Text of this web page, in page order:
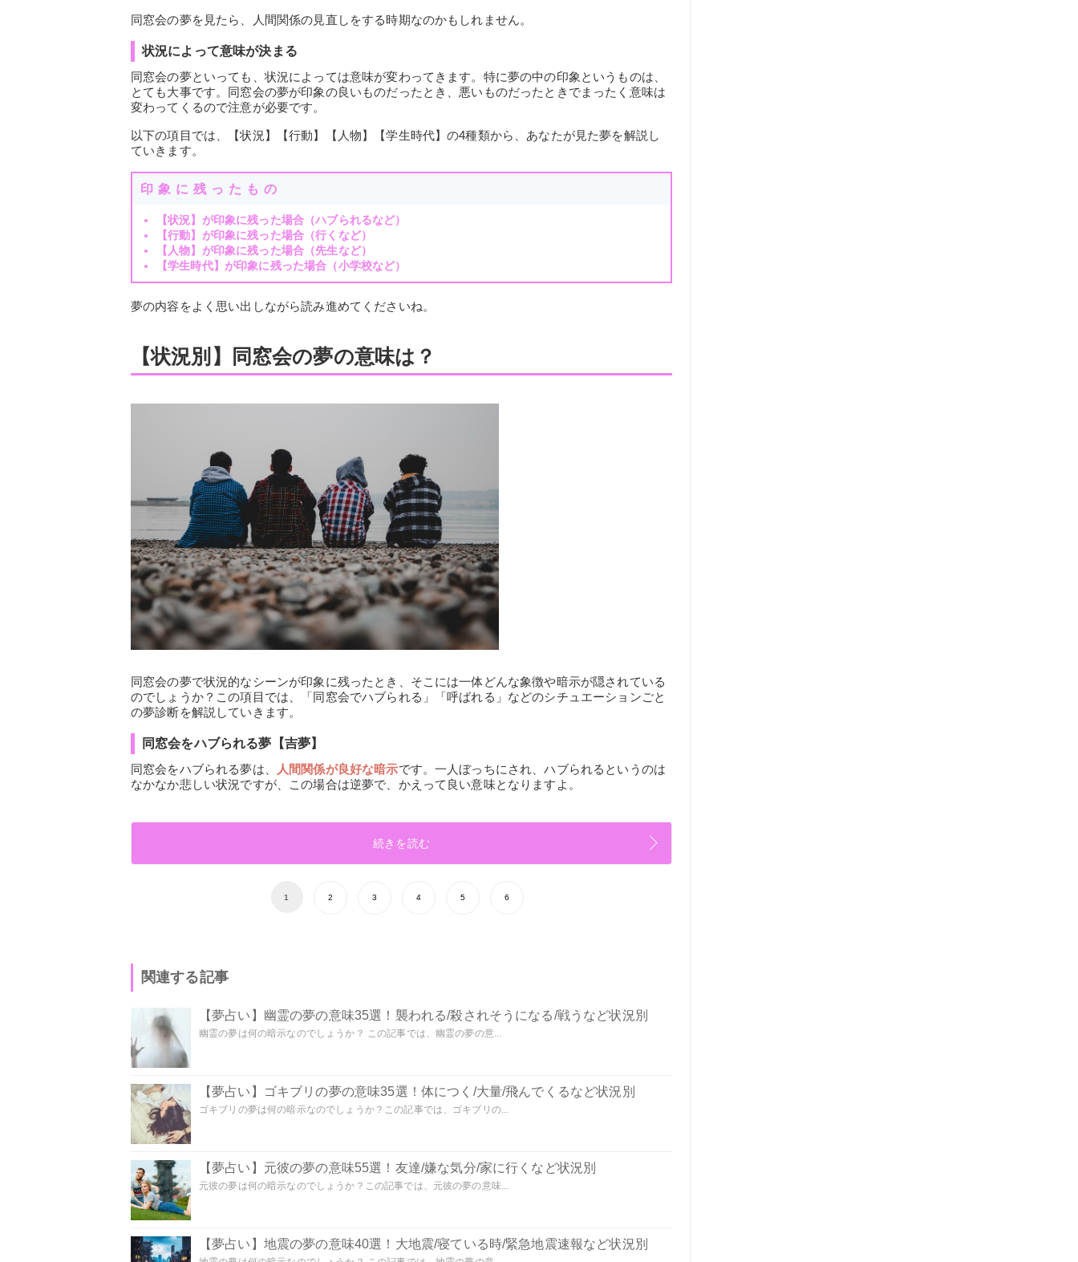
同窓会の夢を見たら、人間関係の見直しをする時期なのかもしれません。
状況によって意味が決まる
同窓会の夢といっても、状況によっては意味が変わってきます。特に夢の中の印象というものは、
とても大事です。同窓会の夢が印象の良いものだったとき、悪いものだったときでまったく意味は
変わってくるので注意が必要です。
以下の項目では、【状況】【行動】【人物】【学生時代】の4種類から、あなたが見た夢を解説し
ていきます。
印象に残ったもの
【状況】が印象に残った場合（ハブられるなど）
【行動】が印象に残った場合（行くなど）
【人物】が印象に残った場合（先生など）
【学生時代】が印象に残った場合（小学校など）
夢の内容をよく思い出しながら読み進めてくださいね。
【状況別】同窓会の夢の意味は？
同窓会の夢で状況的なシーンが印象に残ったとき、そこには一体どんな象徴や暗示が隠されている
のでしょうか？この項目では、「同窓会でハブられる」「呼ばれる」などのシチュエーションごと
の夢診断を解説していきます。
同窓会をハブられる夢【吉夢】
同窓会をハブられる夢は、
人間関係が良好な暗示です。一人ぼっちにされ、ハブられるというのは
なかなか悲しい状況ですが、この場合は逆夢で、かえって良い意味となりますよ。
続きを読む
1 2 3 4 5 6
関連する記事
【夢占い】幽霊の夢の意味35選！襲われる/殺されそうになる/戦うなど状況別
幽霊の夢は何の暗示なのでしょうか？ この記事では、幽霊の夢の意...
【夢占い】ゴキブリの夢の意味35選！体につく/大量/飛んでくるなど状況別
ゴキブリの夢は何の暗示なのでしょうか？この記事では、ゴキブリの...
【夢占い】元彼の夢の意味55選！友達/嫌な気分/家に行くなど状況別
元彼の夢は何の暗示なのでしょうか？この記事では、元彼の夢の意味...
【夢占い】地震の夢の意味40選！大地震/寝ている時/緊急地震速報など状況別